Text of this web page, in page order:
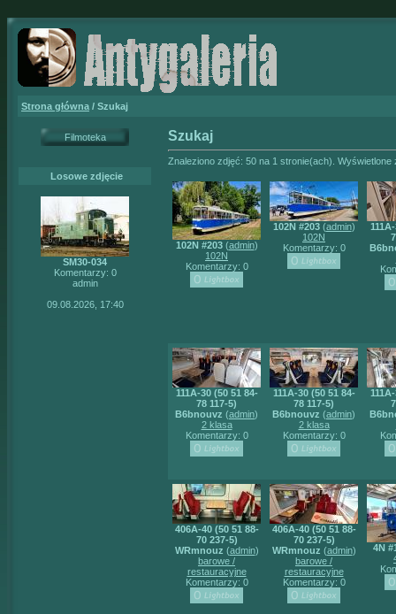
Strona główna / Szukaj
Filmoteka
Losowe zdjęcie
SM30-034
Komentarzy: 0
admin
09.08.2026, 17:40
Szukaj
Znaleziono zdjęć: 50 na 1 stronie(ach). Wyświetlone
102N #203(admin)
102N
Komentarzy: 0
102N #203(admin)
102N
Komentarzy: 0
111A-30 (50 51 84-
78 117-5)
B6bnouvz (admin)
2 klasa
Komentarzy: 0
111A-30 (50 51 84-
78 117-5)
B6bnouvz (admin)
2 klasa
Komentarzy: 0
406A-40 (50 51 88-
70 237-5)
WRmnouz (admin)
barowe /
restauracyjne
Komentarzy: 0
406A-40 (50 51 88-
70 237-5)
WRmnouz (admin)
barowe /
restauracyjne
Komentarzy: 0
4N